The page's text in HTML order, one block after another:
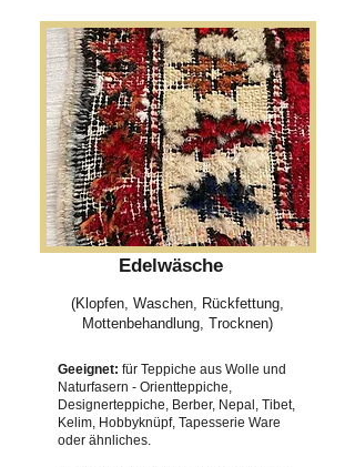
Edelwäsche
(Klopfen, Waschen, Rückfettung,
Mottenbehandlung, Trocknen)
Geeignet: für Teppiche aus Wolle und
Naturfasern - Orientteppiche,
Designerteppiche, Berber, Nepal, Tibet,
Kelim, Hobbyknüpf, Tapesserie Ware
oder ähnliches.